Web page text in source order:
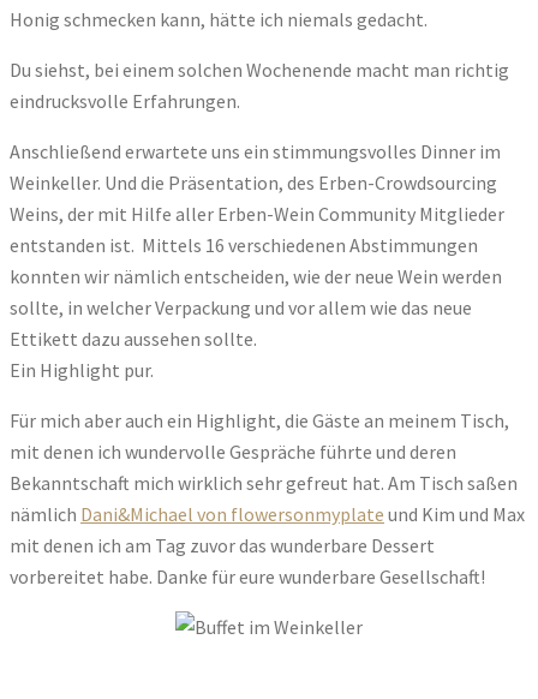
Honig schmecken kann, hätte ich niemals gedacht.
Du siehst, bei einem solchen Wochenende macht man richtig
eindrucksvolle Erfahrungen.
Anschließend erwartete uns ein stimmungsvolles Dinner im
Weinkeller. Und die Präsentation, des Erben-Crowdsourcing
Weins, der mit Hilfe aller Erben-Wein Community Mitglieder
entstanden ist. Mittels 16 verschiedenen Abstimmungen
konnten wir nämlich entscheiden, wie der neue Wein werden
sollte, in welcher Verpackung und vor allem wie das neue
Ettikett dazu aussehen sollte.
Ein Highlight pur.
Für mich aber auch ein Highlight, die Gäste an meinem Tisch,
mit denen ich wundervolle Gespräche führte und deren
Bekanntschaft mich wirklich sehr gefreut hat. Am Tisch saßen
nämlich Dani&Michael von flowersonmyplate und Kim und Max
mit denen ich am Tag zuvor das wunderbare Dessert
vorbereitet habe. Danke für eure wunderbare Gesellschaft!